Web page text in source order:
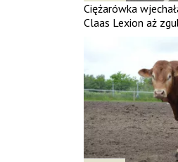
Ciężarówka
Claas Lexion aż